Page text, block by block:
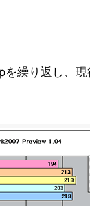
まとめ
繰り返し、現